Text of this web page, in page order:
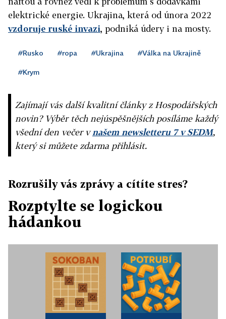
elektrické energie. Ukrajina, která od února 2022
vzdoruje ruské invazi, podniká údery i na mosty.
#Rusko #ropa #Ukrajina #Válka na Ukrajině
#Krym
Zajímají vás další kvalitní články z Hospodářských
novin? Výběr těch nejúspěšnějších posíláme každý
všední den večer vnašem newsletteru 7 v SEDM,
který si můžete zdarma přihlásit.
Rozrušily vás zprávy a cítíte stres?
Rozptylte se logickou
hádankou